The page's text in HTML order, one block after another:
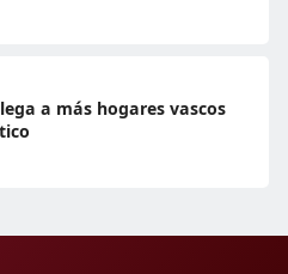
a más hogares vascos